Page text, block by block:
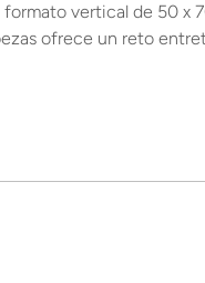
vertical de 50 x
ofrece un reto